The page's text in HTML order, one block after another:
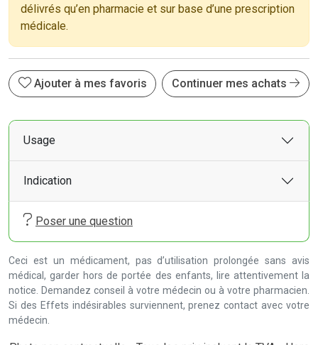
délivrés qu’en pharmacie et sur base d’une prescription
médicale.
Ajouter à mes favoris Continuer mes achats
Usage
Indication
Poser une question
Ceci est un médicament, pas d’utilisation prolongée sans avis
médical, garder hors de portée des enfants, lire attentivement la
notice. Demandez conseil à votre médecin ou à votre pharmacien.
Si des Effets indésirables surviennent, prenez contact avec votre
médecin.